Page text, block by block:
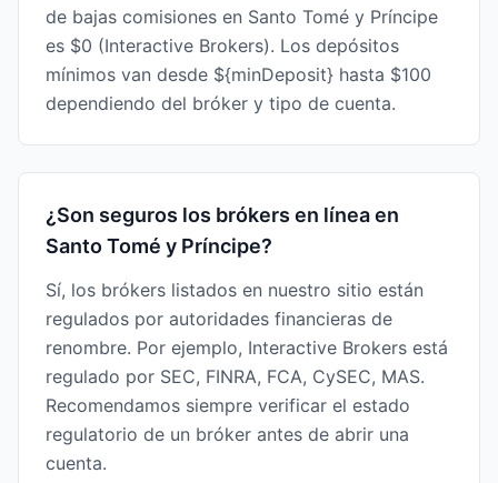
de bajas comisiones en Santo Tomé y Príncipe
es $0 (Interactive Brokers). Los depósitos
mínimos van desde ${minDeposit} hasta $100
dependiendo del bróker y tipo de cuenta.
¿Son seguros los brókers en línea en
Santo Tomé y Príncipe?
Sí, los brókers listados en nuestro sitio están
regulados por autoridades financieras de
renombre. Por ejemplo, Interactive Brokers está
regulado por SEC, FINRA, FCA, CySEC, MAS.
Recomendamos siempre verificar el estado
regulatorio de un bróker antes de abrir una
cuenta.